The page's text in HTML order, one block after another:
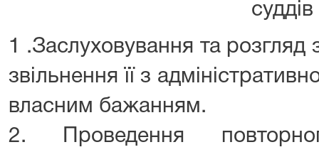
суддів
1 .Заслуховування та
звільнення її з
власним бажанням.
2. Проведення